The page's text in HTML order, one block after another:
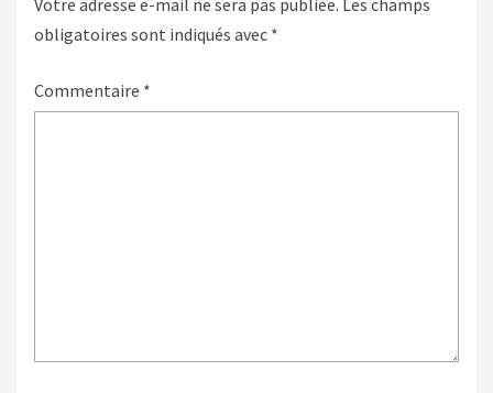
Votre adresse e-mail ne sera pas publiée. Les champs
obligatoires sont indiqués avec *
Commentaire *